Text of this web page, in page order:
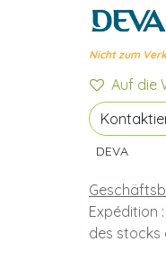
Nicht zum
Auf die
DEVA
Expédition
des stocks